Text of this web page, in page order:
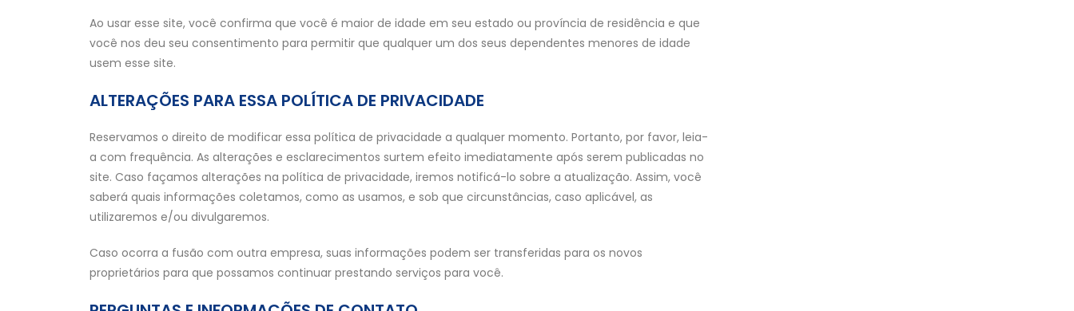
Ao usar esse site, você confirma que você é maior de idade em seu estado ou província de residência e que
você nos deu seu consentimento para permitir que qualquer um dos seus dependentes menores de idade
usem esse site.
ALTERAÇÕES PARA ESSA POLÍTICA DE PRIVACIDADE
Reservamos o direito de modificar essa política de privacidade a qualquer momento. Portanto, por favor, leia-
a com frequência. As alterações e esclarecimentos surtem efeito imediatamente após serem publicadas no
site. Caso façamos alterações na política de privacidade, iremos notificá-lo sobre a atualização. Assim, você
saberá quais informações coletamos, como as usamos, e sob que circunstâncias, caso aplicável, as
utilizaremos e/ou divulgaremos.
Caso ocorra a fusão com outra empresa, suas informações podem ser transferidas para os novos
proprietários para que possamos continuar prestando serviços para você.